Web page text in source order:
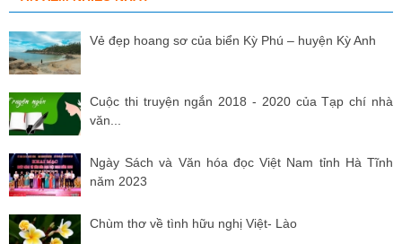
Vẻ đẹp hoang sơ của biển Kỳ Phú – huyện Kỳ Anh
Cuộc thi truyện ngắn 2018 - 2020 của Tạp chí nhà
văn...
Ngày Sách và Văn hóa đọc Việt Nam tỉnh Hà Tĩnh
năm 2023
Chùm thơ về tình hữu nghị Việt- Lào